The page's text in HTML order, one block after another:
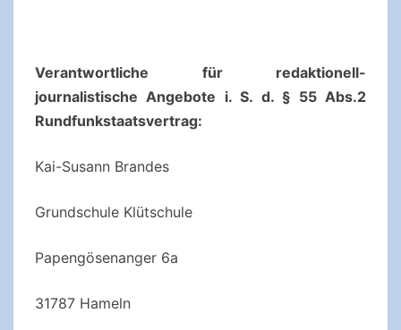
Verantwortliche für redaktionell-
journalistische Angebote i. S. d. § 55 Abs.2
Rundfunkstaatsvertrag:
Kai-Susann Brandes
Grundschule Klütschule
Papengösenanger 6a
31787 Hameln